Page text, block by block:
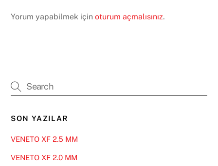
Yorum yapabilmek içinoturum açmalısınız.
SON YAZILAR
VENETO XF 2.5 MM
VENETO XF 2.0 MM